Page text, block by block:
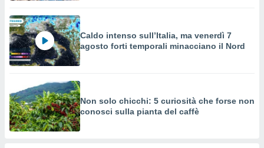
Caldo intenso sull’Italia, ma venerdì 7
agosto forti temporali minacciano il Nord
Non solo chicchi: 5 curiosità che forse non
conosci sulla pianta del caffè